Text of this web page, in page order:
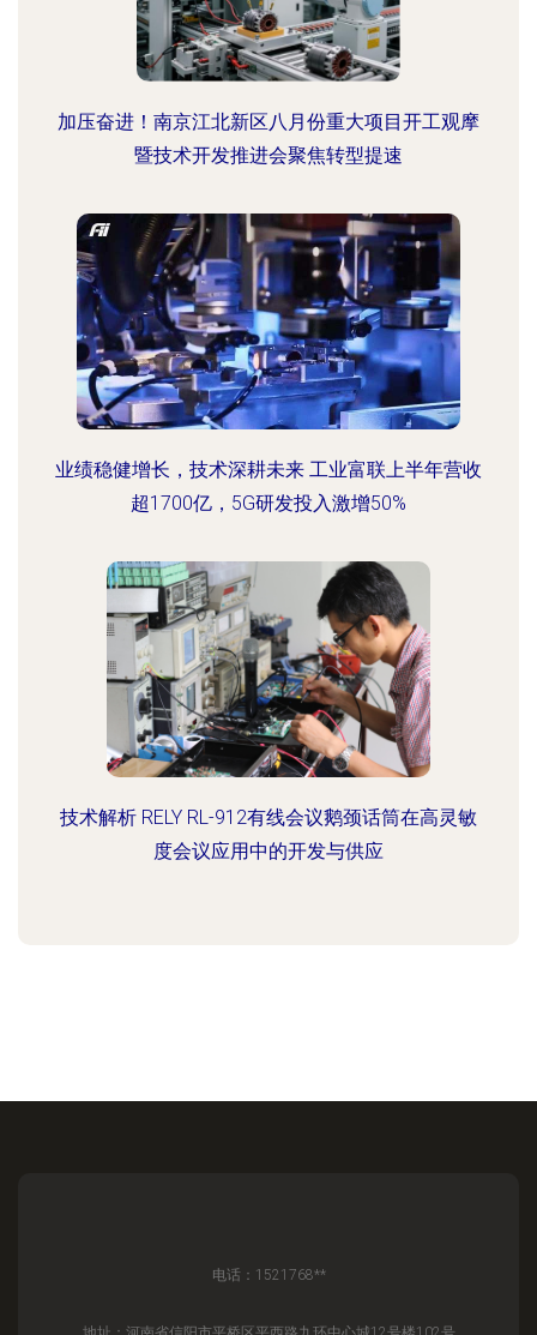
加压奋进！南京江北新区八月份重大项目开工观摩
暨技术开发推进会聚焦转型提速
业绩稳健增长，技术深耕未来 工业富联上半年营收
超1700亿，5G研发投入激增50%
技术解析 RELY RL-912有线会议鹅颈话筒在高灵敏
度会议应用中的开发与供应
电话：1521768**